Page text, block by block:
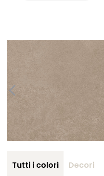
Tutti i colori Decori